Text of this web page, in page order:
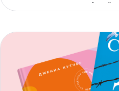
с доступом офлайн